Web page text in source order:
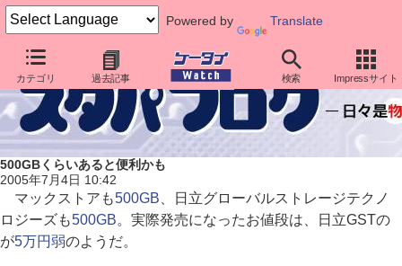
Powered by Translate
カテゴリ 過去記事 検索 Impressサイト
500GBくらいあると便利かも
2005年7月4日 10:42
マックストアも500GB 、日立グローバルストレージテクノ
ロジーズも500GB。実際発売になったお値段は、日立GSTの
が5万円弱のようだ。